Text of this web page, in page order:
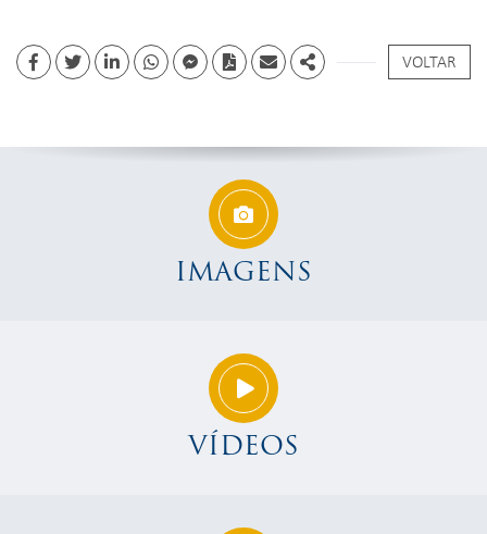
FacebookTwitterLinkedinwhatsappfacebook messenger
PDF EmailShare
VOLTAR
IMAGENS
VÍDEOS